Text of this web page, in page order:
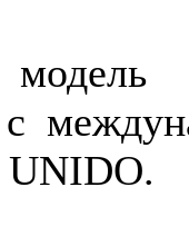
с
UNIDO.